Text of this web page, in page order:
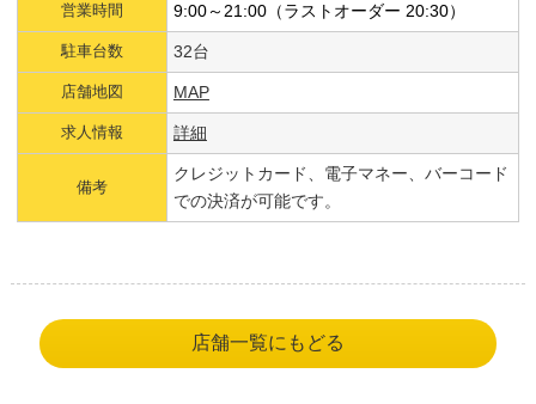
営業時間 9:00～ 21:00（ラストオーダー 20:30）
駐車台数 32台
店舗地図 MAP
求人情報 詳細
備考
クレジットカード、電子マネー、バーコード
での決済が可能です。
店舗一覧にもどる